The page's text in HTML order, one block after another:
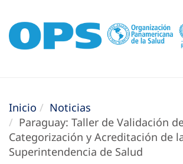
Inicio
Noticias
Paraguay: Taller de Validación
Categorización y Acreditación de
Superintendencia de Salud